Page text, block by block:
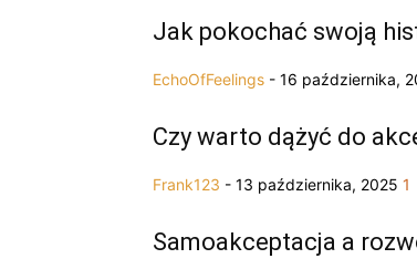
Jak pokochać swoją
EchoOfFeelings - 16 października,
Czy warto dążyć do
Frank123 - 13 października, 2025 1
Samoakceptacja a